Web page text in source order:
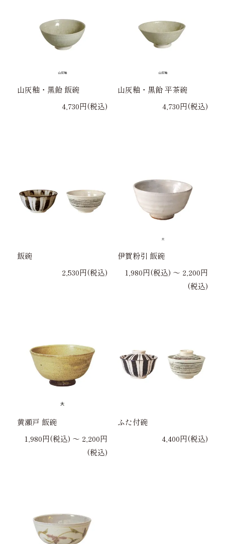
山灰釉・黒飴 飯碗
4,730円(税込)
山灰釉・黒飴 平茶碗
4,730円(税込)
飯碗
2,530円(税込)
伊賀粉引 飯碗
1,980円(税込) 〜 2,200円
(税込)
黄瀬戸 飯碗
1,980円(税込) 〜 2,200円
(税込)
ふた付碗
4,400円(税込)